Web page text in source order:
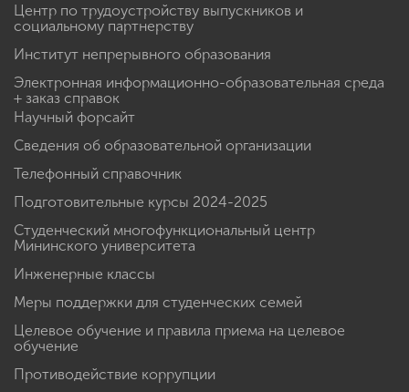
Центр по трудоустройству выпускников и
социальному партнерству
Институт непрерывного образования
Электронная информационно-образовательная среда
+ заказ справок
Научный форсайт
Сведения об образовательной организации
Телефонный справочник
Подготовительные курсы 2024-2025
Студенческий многофункциональный центр
Мининского университета
Инженерные классы
Меры поддержки для студенческих семей
Целевое обучение и правила приема на целевое
обучение
Противодействие коррупции